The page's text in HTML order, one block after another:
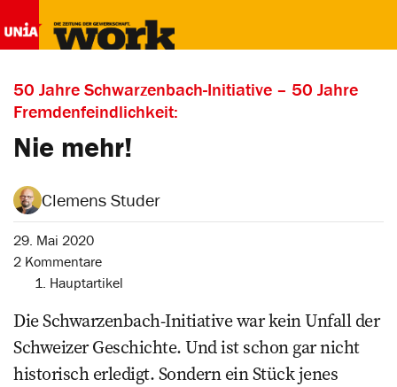
50 Jahre Schwarzenbach-Initiative – 50 Jahre
Fremdenfeindlichkeit:
Nie mehr!
Clemens Studer
29. Mai 2020
2 Kommentare
1. Hauptartikel
Die Schwarzenbach-Initiative war kein Unfall der
Schweizer Geschichte. Und ist schon gar nicht
historisch erledigt. Sondern ein Stück jenes